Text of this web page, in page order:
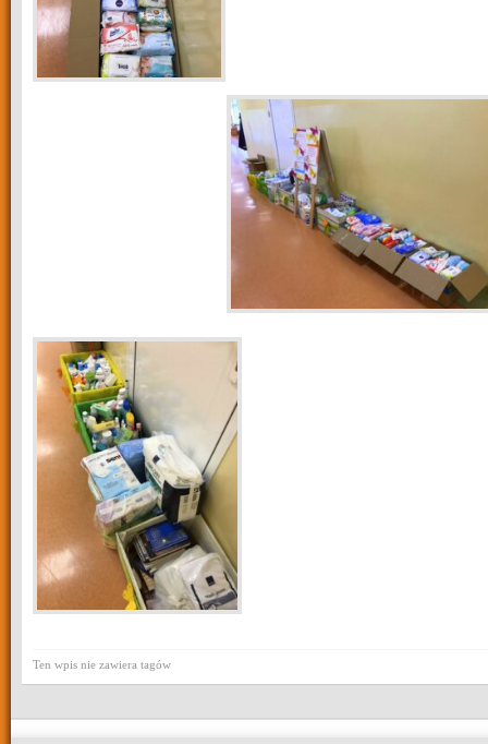
Ten wpis nie zawiera tagów